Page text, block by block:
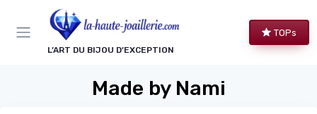
L’ART DU BIJOU D’EXCEPTION
TOPs
Made by Nami
Panneau de gestion des cookies